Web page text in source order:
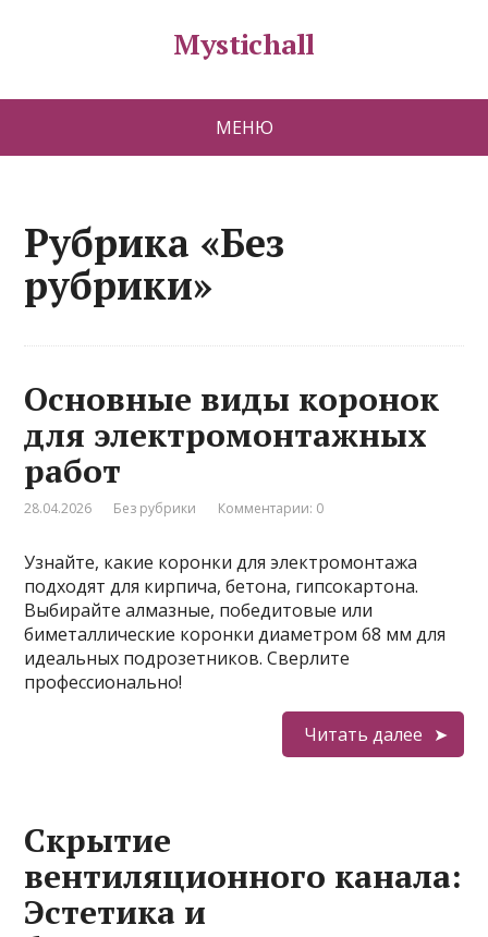
Mystichall
МЕНЮ
Рубрика «Без
рубрики»
Основные виды коронок
для электромонтажных
работ
28.04.2026 Без рубрики Комментарии: 0
Узнайте, какие коронки для электромонтажа
подходят для кирпича, бетона, гипсокартона.
Выбирайте алмазные, победитовые или
биметаллические коронки диаметром 68 мм для
идеальных подрозетников. Сверлите
профессионально!
Читать далее
Скрытие
вентиляционного канала:
Эстетика и